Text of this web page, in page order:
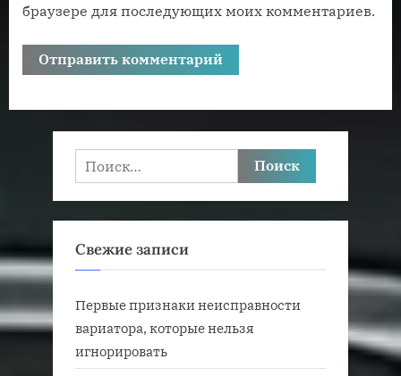
браузере для последующих моих комментариев.
Найти:
Свежие записи
Первые признаки неисправности
вариатора, которые нельзя
игнорировать